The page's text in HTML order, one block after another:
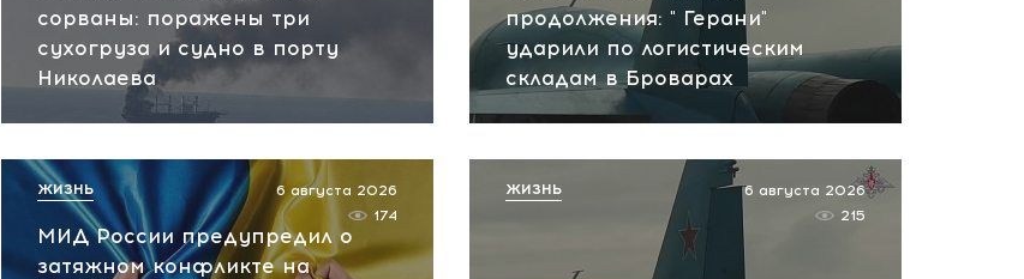
сорваны: поражены три
сухогруза и судно в порту
Николаева
продолжения: " Герани"
ударили по логистическим
складам в Броварах
МИД России предупредил о
затяжном конфликте на
6 августа 2026
174
ЖИЗНЬ
6 августа 2026
215
ЖИЗНЬ